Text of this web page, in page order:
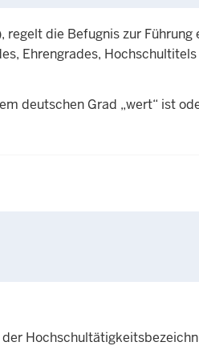
regelt die Befugnis zur Führung
Ehrengrades,
deutschen Grad „wert“ ist